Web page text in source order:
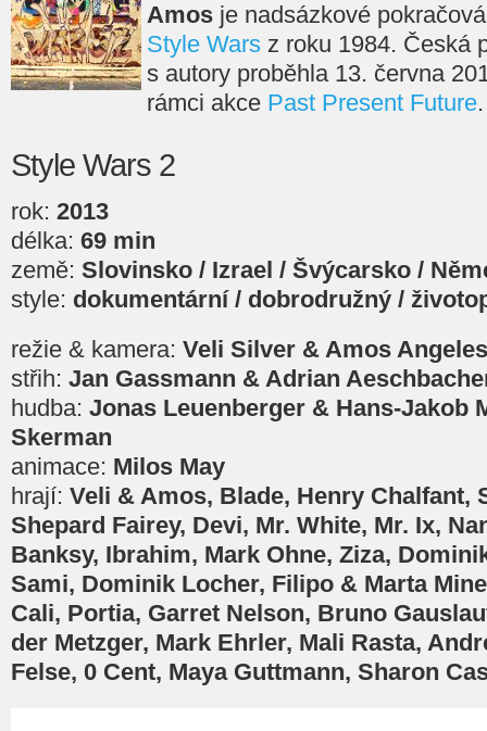
Amos je nadsázkové
Style Wars z roku 1984. Česká
s autory proběhla 13. června
rámci akce Past Present Future.
Style Wars 2
rok: 2013
délka: 69 min
země: Slovinsko / Izrael / Švýcarsko /
style: dokumentární / dobrodružný /
režie & kamera: Veli Silver & Amos Angeles
střih: Jan Gassmann & Adrian
hudba: Jonas Leuenberger & Hans-Jakob
Skerman
animace: Milos May
hrají: Veli & Amos, Blade, Henry Chalfant,
Shepard Fairey, Devi, Mr. White, Mr. Ix,
Banksy, Ibrahim, Mark Ohne, Ziza,
Sami, Dominik Locher, Filipo & Marta
Cali, Portia, Garret Nelson, Bruno
der Metzger, Mark Ehrler, Mali Rasta,
Felse, 0 Cent, Maya Guttmann, Sharon